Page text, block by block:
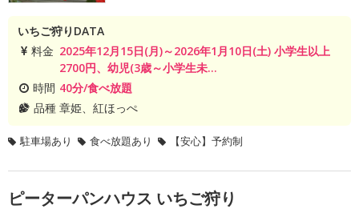
いちご狩りDATA
料金 2025年12月15日(月)～2026年1月10日(土) 小学生以上
2700円、幼児(3歳～小学生未...
時間 40分/食べ放題
品種 章姫、紅ほっぺ
駐車場あり 食べ放題あり 【安心】予約制
ピーターパンハウス いちご狩り